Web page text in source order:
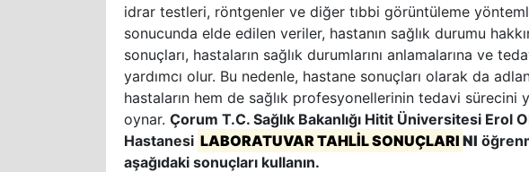
idrar testleri, röntgenler ve diğer tıbbi görüntüleme
sonucunda elde edilen veriler, hastanın sağlık durumu
sonuçları, hastaların sağlık durumlarını anlamalarına ve
yardımcı olur. Bu nedenle, hastane sonuçları olarak da
hastaların hem de sağlık profesyonellerinin tedavi
oynar. Çorum T.C. Sağlık Bakanlığı Hitit Üniversitesi Erol
Hastanesi LABORATUVAR TAHLİL SONUÇLARI NI
aşağıdaki sonuçları kullanın.